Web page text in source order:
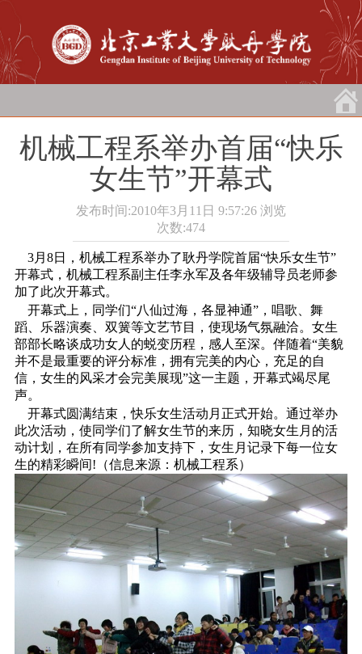
机械工程系举办首届“快乐
女生节”开幕式
发布时间:2010年3月11日 9:57:26 浏览
次数:474
3月8日
，机械工程系举办了耿丹学院首届“快乐女生节”
开幕式，机械工程系副主任李永军及各年级辅导员老师参
加了此次开幕式。
开幕式上，同学们“八仙过海，各显神通”，唱歌、舞
蹈、乐器演奏、双簧等文艺节目，使现场气氛融洽。女生
部部长略谈成功女人的蜕变历程，感人至深。伴随着“美貌
并不是最重要的评分标准，拥有完美的内心，充足的自
信，女生的风采才会完美展现”这一主题，开幕式竭尽尾
声。
开幕式圆满结束，快乐女生活动月正式开始。通过举办
此次活动，使同学们了解女生节的来历，知晓女生月的活
动计划，在所有同学参加支持下，女生月记录下每一位女
生的精彩瞬间!（信息来源：机械工程系）